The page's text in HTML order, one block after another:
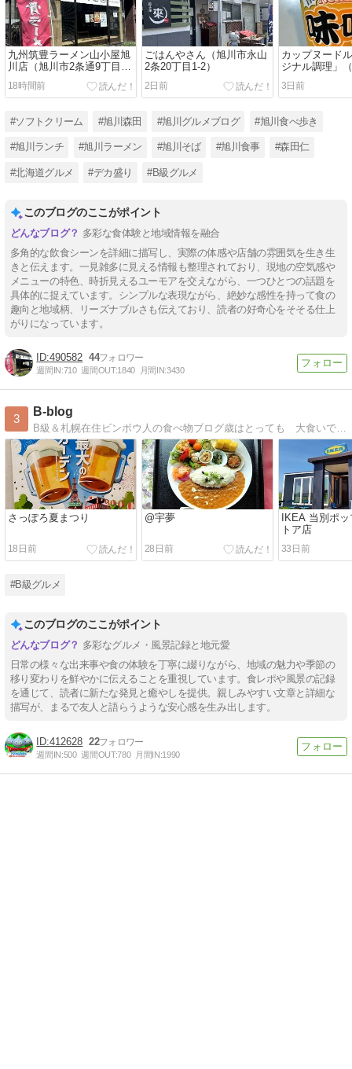
九州筑豊ラーメン山小屋旭
川店（旭川市2条通9丁目
368 小麦王国内）
18時間前
ごはんやさん（旭川市永山
2条20丁目1-2）
2日前
カップヌード
ジナル調理」
3日前
#ソフトクリーム #旭川森田 #旭川グルメブログ #旭川食べ歩き
#旭川ランチ #旭川ラーメン #旭川そば #旭川食事 #森田仁
#北海道グルメ #デカ盛り #B級グルメ
このブログのここがポイント
多彩な食体験と地域情報を融合
多角的な飲食シーンを詳細に描写し、実際の体感や店舗の雰囲気を生き生
きと伝えます。一見雑多に見える情報も整理されており、現地の空気感や
メニューの特色、時折見えるユーモアを交えながら、一つひとつの話題を
具体的に捉えています。シンプルな表現ながら、絶妙な感性を持って食の
趣向と地域柄、リーズナブルさも伝えており、読者の好奇心をそそる仕上
がりになっています。
490582 44
週間IN:710 週間OUT:1840 月間IN:3430
3
B-blog
B級＆札幌在住ビンボウ人の食べ物ブログ歳はとっても 大食いです よろしくお願いしまス
さっぽろ夏まつり
18日前
@宇夢
28日前
IKEA 当別ポ
トア店
33日前
#B級グルメ
このブログのここがポイント
多彩なグルメ・風景記録と地元愛
日常の様々な出来事や食の体験を丁寧に綴りながら、地域の魅力や季節の
移り変わりを鮮やかに伝えることを重視しています。食レポや風景の記録
を通じて、読者に新たな発見と癒やしを提供。親しみやすい文章と詳細な
描写が、まるで友人と語らうような安心感を生み出します。
412628 22
週間IN:500 週間OUT:780 月間IN:1990